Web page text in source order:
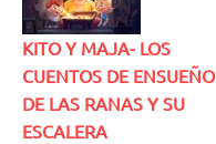
KITO Y MAJA- LOS
CUENTOS DE ENSUEÑO
DE LAS RANAS Y SU
ESCALERA